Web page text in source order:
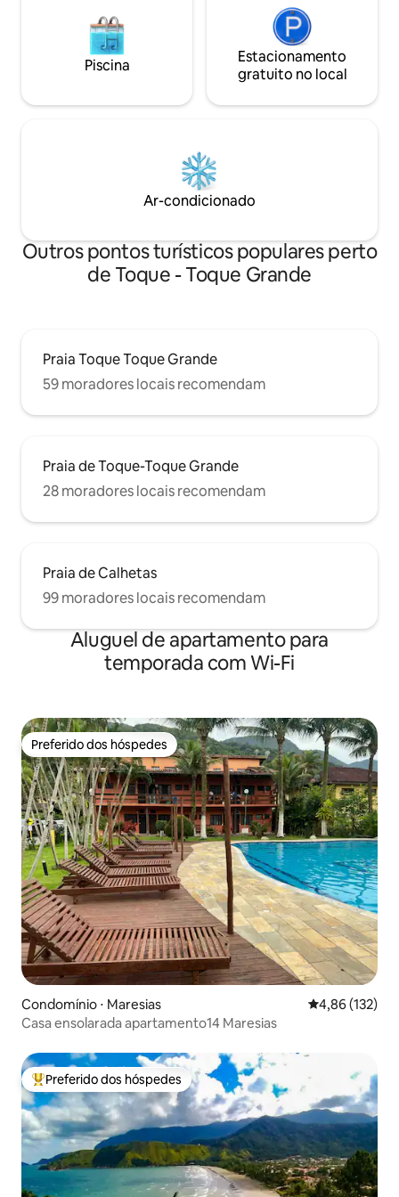
Piscina
Estacionamento
gratuito no local
Ar-condicionado
Outros pontos turísticos populares perto
de Toque - Toque Grande
Praia Toque Toque Grande
59 moradores locais recomendam
Praia de Toque-Toque Grande
28 moradores locais recomendam
Praia de Calhetas
99 moradores locais recomendam
Aluguel de apartamento para
temporada com Wi-Fi
Preferido dos hóspedes
Preferido dos hóspedes
Condomínio ⋅ Maresias 4,86 de uma
4,86 (132)
Casa ensolarada apartamento14 Maresias
Entre os melhores preferidos dos hóspedes
Preferido dos hóspedes